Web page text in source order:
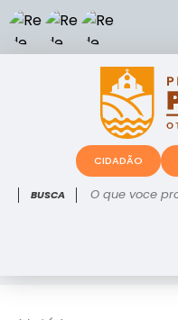
O que voce procura?
CIDADÃO